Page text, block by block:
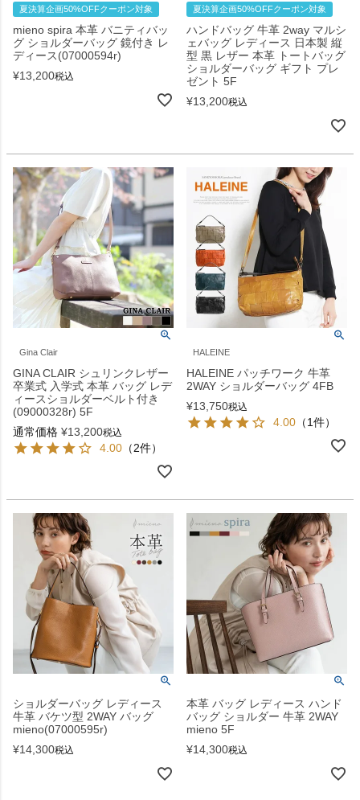
夏決算企画50%OFFクーポン対象
mieno spira 本革 バニティバッ
グ ショルダーバッグ 鏡付き レ
ディース(07000594r)
¥13,200税込
夏決算企画50%OFFクーポン対象
ハンドバッグ 牛革 2way マルシ
ェバッグ レディース 日本製 縦
型 黒 レザー 本革 トートバッグ
ショルダーバッグ ギフト プレ
ゼント 5F
¥13,200税込
Gina Clair
GINA CLAIR シュリンクレザー
卒業式 入学式 本革 バッグ レデ
ィースショルダーベルト付き
(09000328r) 5F
通常価格 ¥13,200税込
4.00 （2件）
HALEINE
HALEINE パッチワーク 牛革
2WAY ショルダーバッグ 4FB
¥13,750税込
4.00 （1件）
ショルダーバッグ レディース
牛革 バケツ型 2WAY バッグ
mieno(07000595r)
¥14,300税込
本革 バッグ レディース ハンド
バッグ ショルダー 牛革 2WAY
mieno 5F
¥14,300税込